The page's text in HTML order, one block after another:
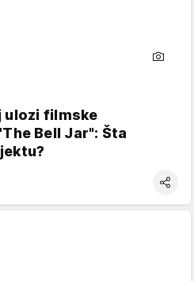
ulozi filmske
Bell Jar": Šta